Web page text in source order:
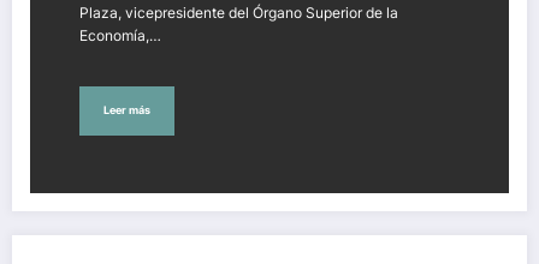
Plaza, vicepresidente del Órgano Superior de la
Economía,…
Leer más